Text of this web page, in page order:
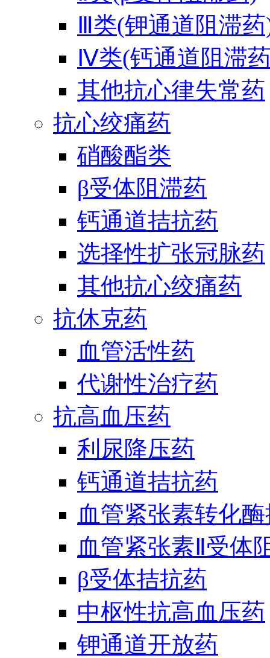
Ⅲ类(钾通道阻滞
Ⅳ类(钙通道阻滞
其他抗心律失常药
抗心绞痛药
硝酸酯类
β受体阻滞药
钙通道拮抗药
选择性扩张冠脉药
其他抗心绞痛药
抗休克药
血管活性药
代谢性治疗药
抗高血压药
利尿降压药
钙通道拮抗药
血管紧张素转化
血管紧张素Ⅱ受体
β受体拮抗药
中枢性抗高血压药
钾通道开放药